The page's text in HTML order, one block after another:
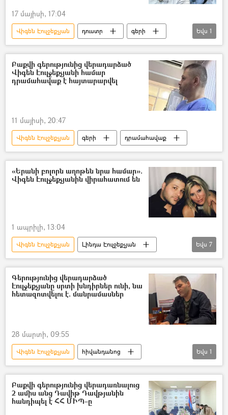
17 մայիսի, 17:04
Վիգեն Էուլջեքչյան դուստր
գերի
Հայ գերիներ, անհետ կորածներ
Եվս 1
Բաքվի գերությունից վերադարձած
Վիգեն Էուլջեքչյանի համար
դրամահավաք է հայտարարվել
11 մայիսի, 20:47
Վիգեն Էուլջեքչյան գերի դրամահավաք
«Երանի բոլորն աղոթեն նրա համար».
Վիգեն Էուլջեքչյանին վիրահատում են
1 ապրիլի, 13:04
Վիգեն Էուլջեքչյան
Լինդա Էուլջեքչյան
վիրահատություն
սիրտ
գերի
Հայ գերիներ, անհետ կորածներ
Արցախ
Ադրբեջան
հայ-ադրբեջանական
Եվս 7
Գերությունից վերադարձած
Էուլջեքչյանը սրտի խնդիրներ ունի, նա
հետազոտվելու է. մանրամասներ
28 մարտի, 09:55
Վիգեն Էուլջեքչյան
հիվանդանոց
առողջություն
Եվս 1
Բաքվի գերությունից վերադառնալուց
2 ամիս անց Դավիթ Դավթյանին
հանդիպել է ՀՀ ՄԻՊ–ը